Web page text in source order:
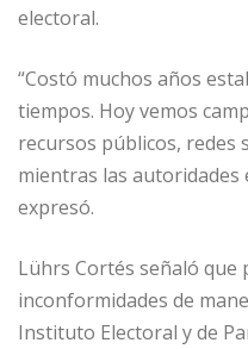
electoral.
“Costó muchos años
tiempos. Hoy vemos
recursos públicos, redes
mientras las autoridades
expresó.
Lührs Cortés señaló
inconformidades de
Instituto Electoral y de